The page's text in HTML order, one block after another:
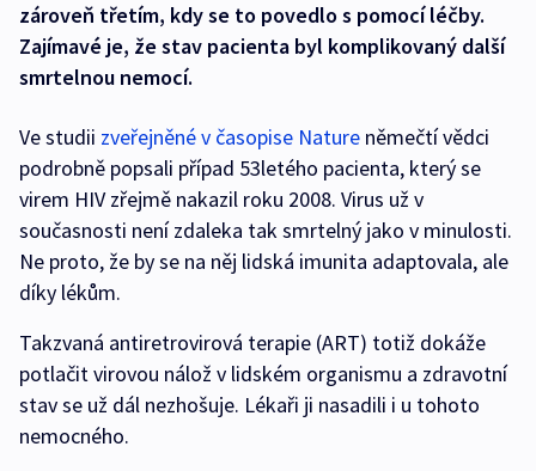
zároveň třetím, kdy se to povedlo s pomocí léčby.
Zajímavé je, že stav pacienta byl komplikovaný další
smrtelnou nemocí.
Ve studii zveřejněné v časopise Nature němečtí vědci
podrobně popsali případ 53letého pacienta, který se
virem HIV zřejmě nakazil roku 2008. Virus už v
současnosti není zdaleka tak smrtelný jako v minulosti.
Ne proto, že by se na něj lidská imunita adaptovala, ale
díky lékům.
Takzvaná antiretrovirová terapie (ART) totiž dokáže
potlačit virovou nálož v lidském organismu a zdravotní
stav se už dál nezhošuje. Lékaři ji nasadili i u tohoto
nemocného.